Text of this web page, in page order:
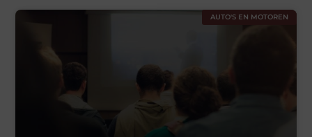
AUTO'S EN MOTOREN